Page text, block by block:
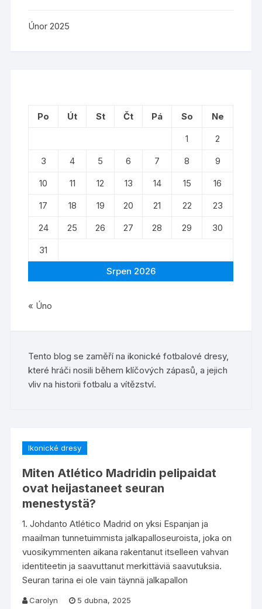
Tento blog se zaměří na ikonické fotbalové dresy,
které hráči nosili během klíčových zápasů, a jejich
vliv na historii fotbalu a vítězství.
Ikonické dresy
Miten Atlético Madridin pelipaidat
ovat heijastaneet seuran
menestystä?
1. Johdanto Atlético Madrid on yksi Espanjan ja
maailman tunnetuimmista jalkapalloseuroista, joka on
vuosikymmenten aikana rakentanut itselleen vahvan
identiteetin ja saavuttanut merkittäviä saavutuksia.
Seuran tarina ei ole vain täynnä jalkapallon
Carolyn 5 dubna, 2025
Únor 2025
Srpen 2026
Po Út St Čt Pá So
Ne
1
2
3
4 5 6 7 8
9
10
11 12 13 14 15
16
17
18 19 20 21 22
23
24
25 26 27 28 29
30
31
« Úno